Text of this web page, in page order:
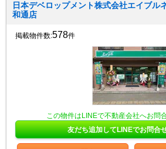
日本デベロップメント株式会社エイブル
和通店
掲載物件数:578件
この物件はLINEで不動産会社へお問
友だち追加してLINEでお問合